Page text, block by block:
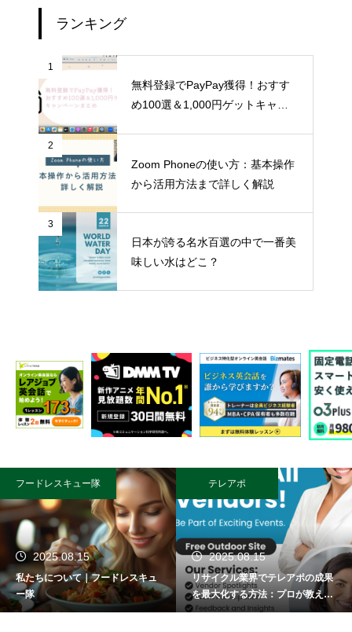
ランキング
1
無料登録でPayPay獲得！おすす
め100選＆1,000円ゲットキャン
2
Zoom Phoneの使い方：基本操作
から活用方法まで詳しく解説
3
日本が誇る名水百選の中で一番美
味しい水はどこ？
フードレスキュー隊
2025.08.15
私たちについて｜フードレスキュ
ー隊
テレアポ
2025.08.15
リサイクル業界でテレアポの成果
を最大化する方法：プロが教える
成功術